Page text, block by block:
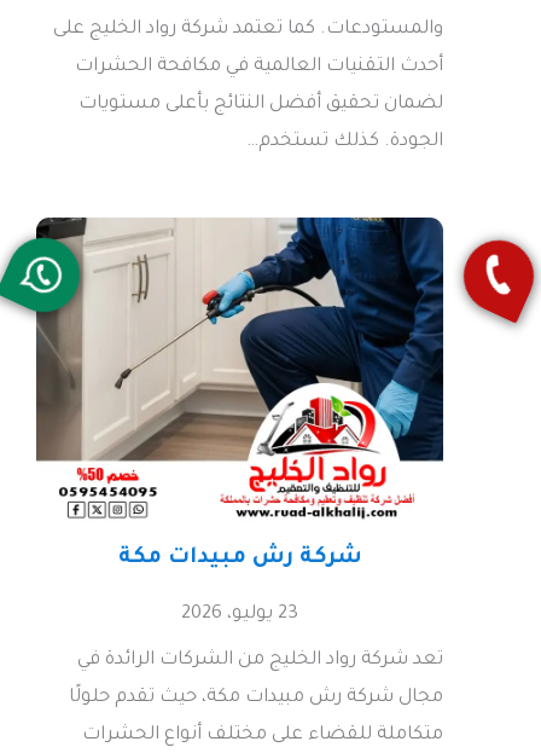
والمستودعات. كما تعتمد شركة رواد الخليج على
أحدث التقنيات العالمية في مكافحة الحشرات
لضمان تحقيق أفضل النتائج بأعلى مستويات
الجودة. كذلك تستخدم…
شركة رش مبيدات مكة
23 يوليو، 2026
تعد شركة رواد الخليج من الشركات الرائدة في
مجال شركة رش مبيدات مكة، حيث تقدم حلولًا
متكاملة للقضاء على مختلف أنواع الحشرات